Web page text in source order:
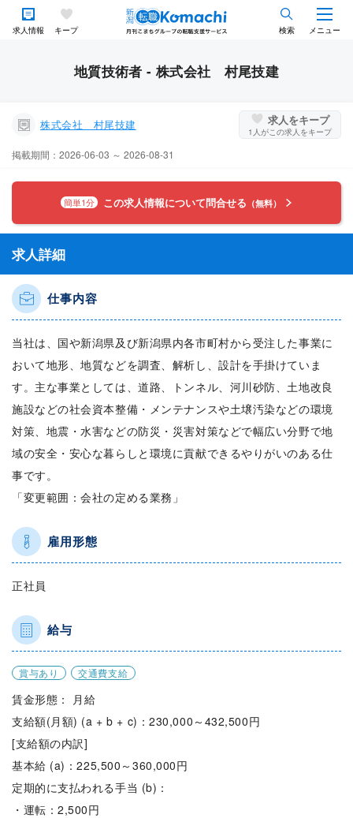
求人情報 キープ 検索 メニュー
地質技術者 - 株式会社 村尾技建
株式会社 村尾技建 求人をキープ
1 人がこの求人をキープ
掲載期間：2026-06-03 ～ 2026-08-31
簡単1分 この求人情報について問合せる （無料）
求人詳細
仕事内容
当社は、国や新潟県及び新潟県内各市町村から受注した事業に
おいて地形、地質などを調査、解析し、設計を手掛けていま
す。主な事業としては、道路、トンネル、河川砂防、土地改良
施設などの社会資本整備・メンテナンスや土壌汚染などの環境
対策、地震・水害などの防災・災害対策などで幅広い分野で地
域の安全・安心な暮らしと環境に貢献できるやりがいのある仕
事です。
「変更範囲：会社の定める業務」
雇用形態
正社員
給与
賞与あり 交通費支給
賃金形態： 月給
支給額(月額) (a + b + c)：230,000～432,500円
[支給額の内訳]
基本給 (a)：225,500～360,000円
定期的に支払われる手当 (b)：
・運転：2,500円